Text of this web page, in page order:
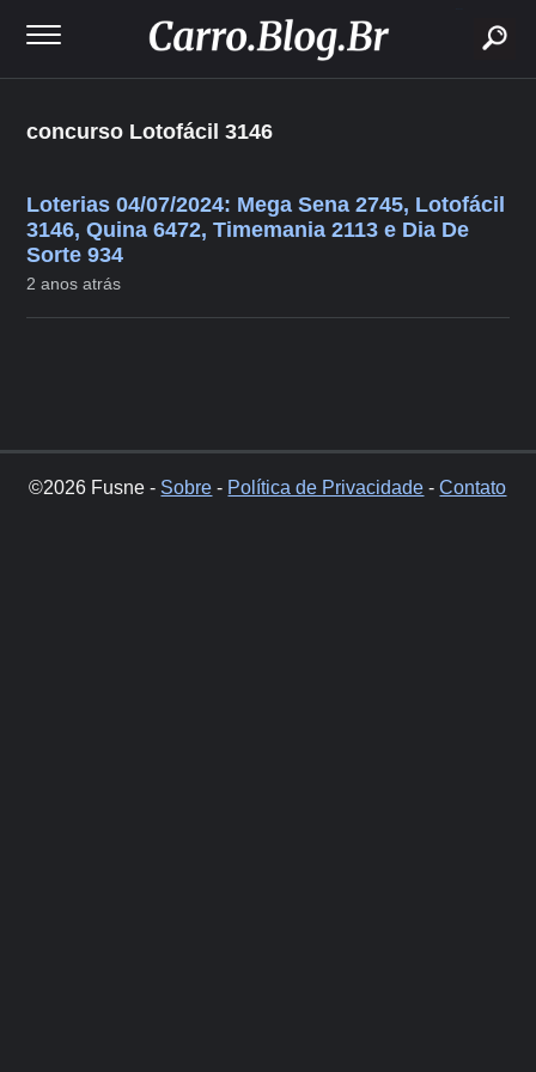
concurso Lotofácil 3146
Loterias 04/07/2024: Mega Sena 2745, Lotofácil
3146, Quina 6472, Timemania 2113 e Dia De
Sorte 934
2 anos atrás
©2026 Fusne - Sobre - Política de Privacidade -Contato